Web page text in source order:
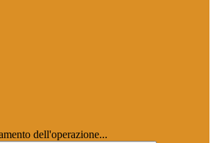
dell'operazione...